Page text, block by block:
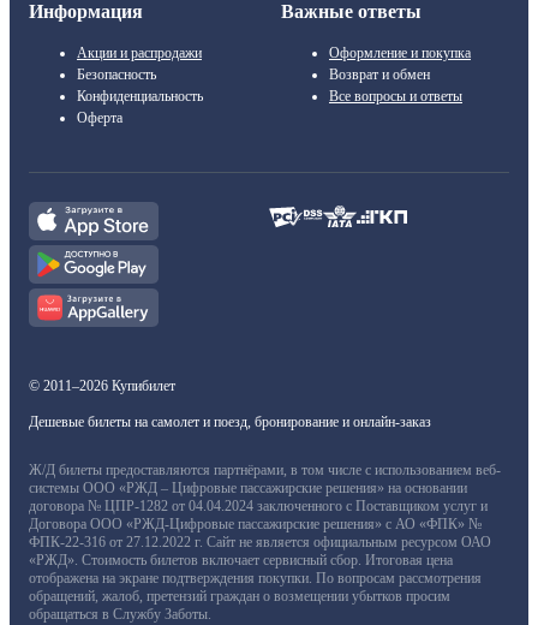
Информация
Акции и распродажи
Безопасность
Конфиденциальность
Оферта
Важные ответы
Оформление и покупка
Возврат и обмен
Все вопросы и ответы
© 2011–2026 Купибилет
Дешевые билеты на самолет и поезд, бронирование и онлайн-заказ
Ж/Д билеты предоставляются партнёрами, в том числе с использованием веб-
системы ООО «РЖД – Цифровые пассажирские решения» на основании
договора № ЦПР-1282 от 04.04.2024 заключенного с Поставщиком услуг и
Договора ООО «РЖД-Цифровые пассажирские решения» с АО «ФПК» №
ФПК-22-316 от 27.12.2022 г. Сайт не является официальным ресурсом ОАО
«РЖД». Стоимость билетов включает сервисный сбор. Итоговая цена
отображена на экране подтверждения покупки. По вопросам рассмотрения
обращений, жалоб, претензий граждан о возмещении убытков просим
обращаться в Службу Заботы.